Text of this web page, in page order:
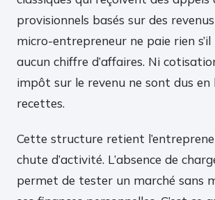
provisionnels basés sur des
micro-entrepreneur ne paie rien s’il
aucun chiffre d’affaires. Ni
impôt sur le revenu ne sont dus en
recettes.
Cette structure retient
chute d’activité. L’absence de
permet de tester un marché sans